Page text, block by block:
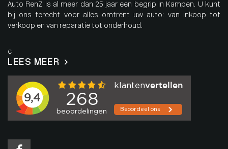
Auto RenZ is al meer dan 25 jaar een begrip in Kampen. U kunt
bij ons terecht voor alles omtrent uw auto: van inkoop tot
verkoop en van reparatie tot onderhoud.
c
LEES MEER